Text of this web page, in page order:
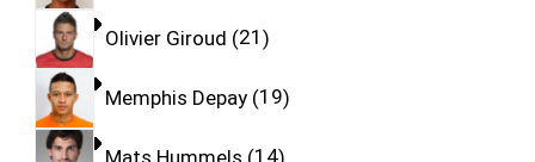
Olivier Giroud 21
Memphis Depay 19
Mats Hummels 14